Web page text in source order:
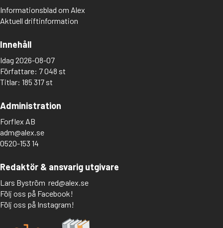
Informationsblad om Alex
Aktuell driftinformation
Innehåll
Idag 2026-08-07
Författare: 7 048 st
Titlar: 185 317 st
Administration
Forflex AB
adm@alex.se
0520-153 14
Redaktör & ansvarig utgivare
Lars Byström red@alex.se
Följ oss på Facebook!
Följ oss på Instagram!